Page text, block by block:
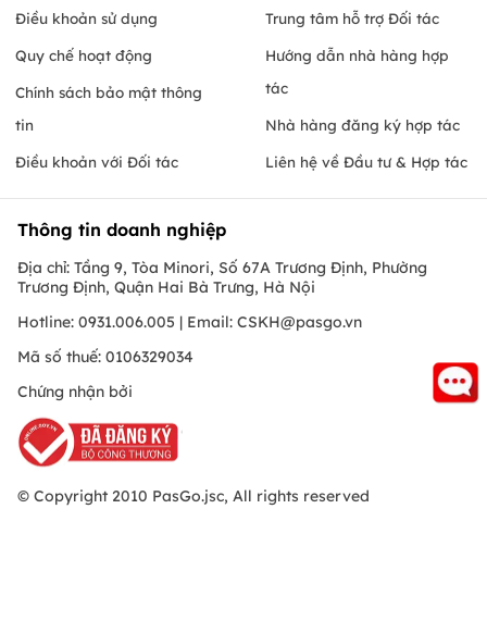
Điều khoản sử dụng
Quy chế hoạt động
Chính sách bảo mật thông
tin
Điều khoản với Đối tác
Trung tâm hỗ trợ Đối tác
Hướng dẫn nhà hàng hợp
tác
Nhà hàng đăng ký hợp tác
Liên hệ về Đầu tư & Hợp tác
Thông tin doanh nghiệp
Địa chỉ: Tầng 9, Tòa Minori, Số 67A Trương Định, Phường
Trương Định, Quận Hai Bà Trưng, Hà Nội
Hotline: 0931.006.005 | Email: CSKH@pasgo.vn
Mã số thuế: 0106329034
Chứng nhận bởi
© Copyright 2010 PasGo.jsc, All rights reserved